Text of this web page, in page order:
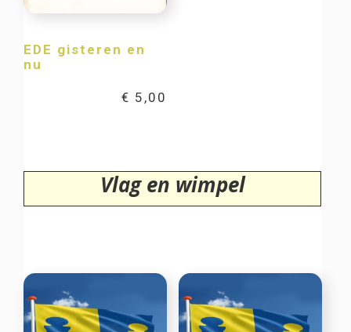
EDE gisteren en
nu
€ 5,00
Vlag en wimpel